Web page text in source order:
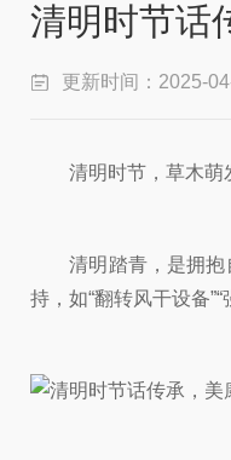
清明时节话
更新时间：2025-
清明时节，草木萌发
清明踏青，是拥抱自
持，如“翻转风干设备